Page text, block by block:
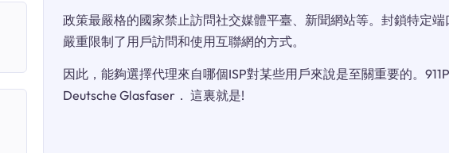
政策最嚴格的國家禁止訪問社交媒體平臺、新聞網站等。封鎖特定端
嚴重限制了用戶訪問和使用互聯網的方式。
因此，能夠選擇代理來自哪個ISP對某些用戶來說是至關重要的。
Deutsche Glasfaser． 這裏就是!